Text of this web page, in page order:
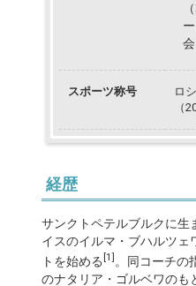
会
スポーツ称号
ロ
（
経歴
サンクトペテルブルクに生
イスのイルマ・ブハルツェ
トを始める [1] 。同コーチの
のナタリア・ゴルベワのも